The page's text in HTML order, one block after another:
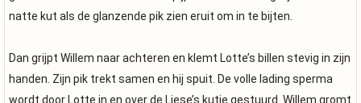
natte kut als de glanzende pik zien eruit om in te bijten.
Dan grijpt Willem naar achteren en klemt Lotte’s billen stevig in zijn
handen. Zijn pik trekt samen en hij spuit. De volle lading sperma
wordt door Lotte in en over de Liese’s kutje gestuurd. Willem gromt